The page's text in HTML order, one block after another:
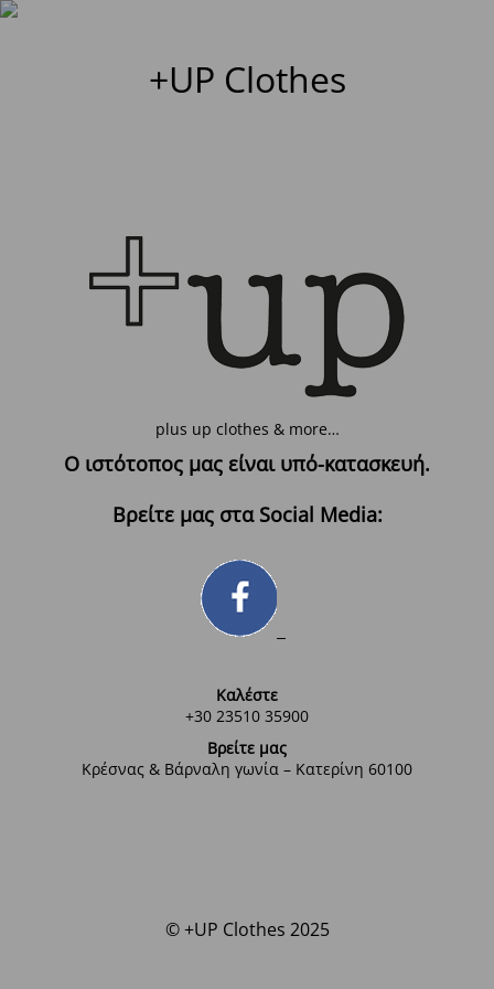
+UP Clothes
plus up clothes & more…
Ο ιστότοπος μας είναι υπό-κατασκευή.
Βρείτε μας στα Social Media:
Καλέστε
+30 23510 35900
Βρείτε μας
Κρέσνας & Βάρναλη γωνία – Κατερίνη 60100
© +UP Clothes 2025